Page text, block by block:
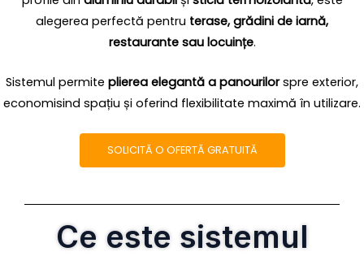
alegerea perfectă pentru terase, grădini de iarnă,
restaurante sau locuințe.
Sistemul permite plierea elegantă a panourilorspre exterior,
economisind spațiu și oferind flexibilitate maximă în utilizare.
SOLICITĂ O OFERTĂ GRATUITĂ
Ce este sistemul